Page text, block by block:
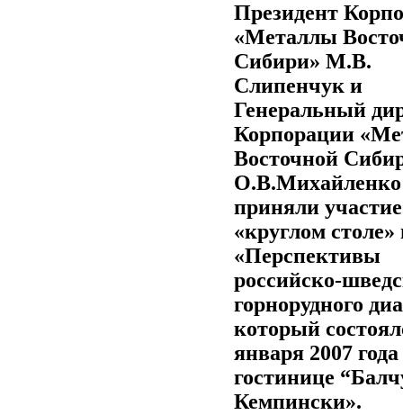
Президент
«Металлы
Сибири» М.В.
Слипенчук и
Генеральный
Корпорации
Восточной
О.В.Михайленко
приняли
«круглом столе»
«Перспективы
российско-
горнорудного
который
января 2007
гостинице
Кемпински».